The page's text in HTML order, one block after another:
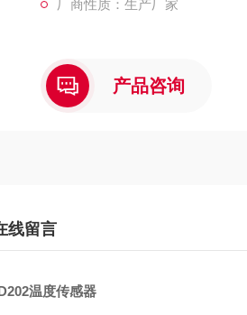
厂商性质：生产厂家
产品咨询
线留言
温度传感器